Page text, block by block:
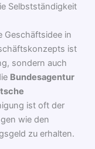
Selbstständigkeit
Geschäftsidee in
ist
sondern auch
Bundesagentur
ist oft der
wie den
zu erhalten.